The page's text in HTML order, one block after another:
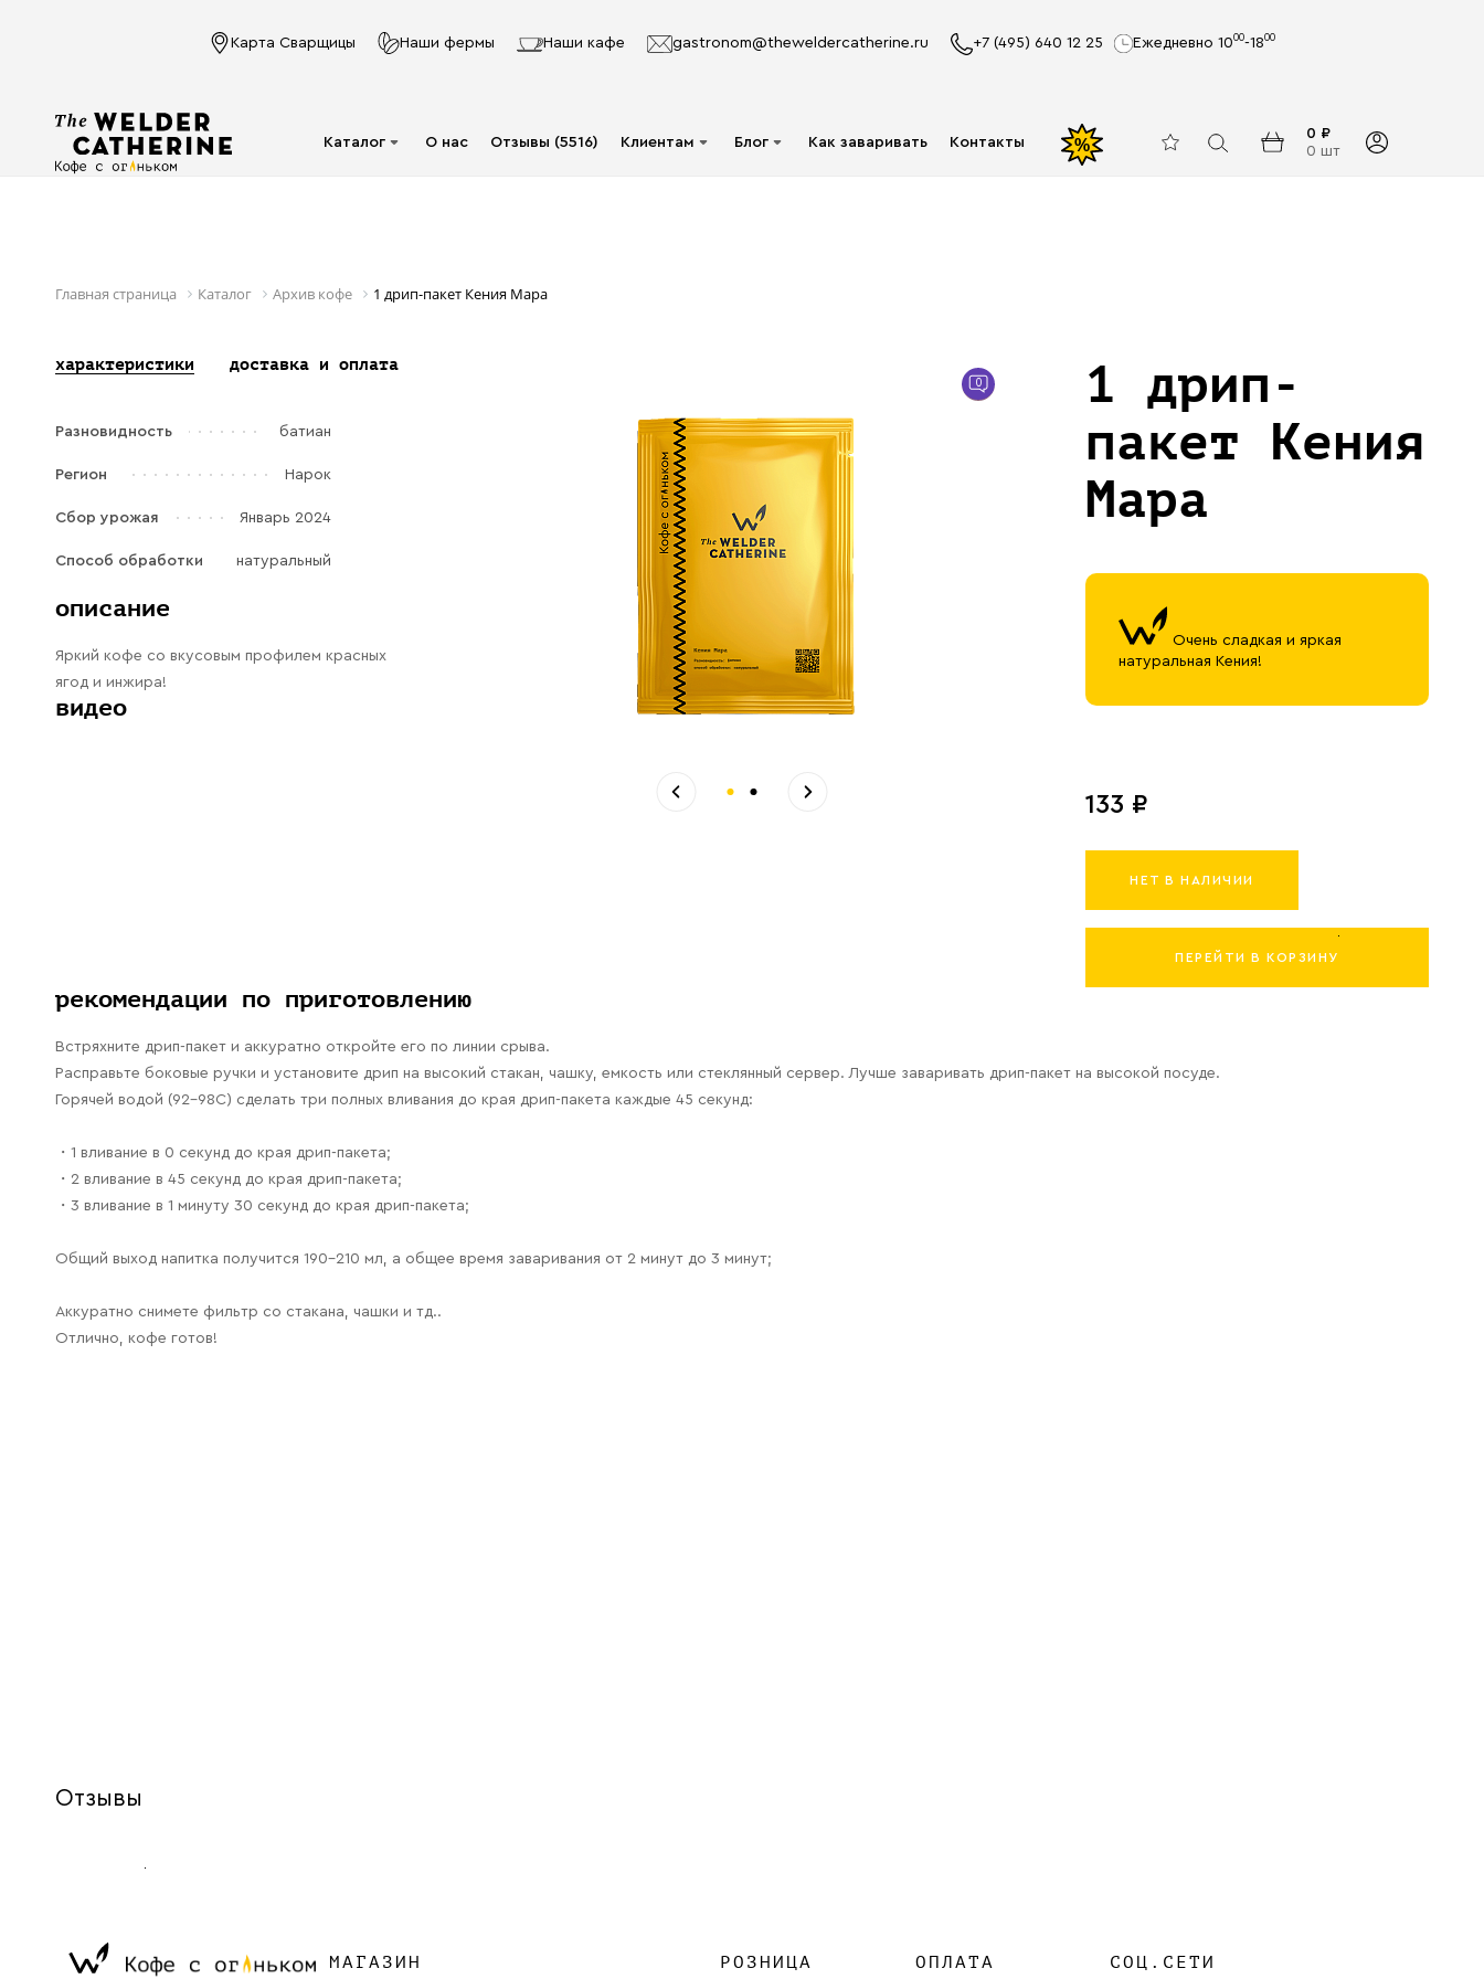
Карта Сварщицы Наши фермы Наши кафе gastronom@theweldercatherine.ru +7 (495) 640 12 25 Ежедневно 1000-1800
Каталог
Для фильтра
Аксессуары
пакете
Напитки в банках
Галараствор
Шоколад
О нас Отзывы (5516) Клиентам Блог Как заваривать Контакты %
0 ₽
0 шт
Главная страница Каталог Архив кофе 1 дрип-пакет Кения Мара
характеристики доставка и оплата
Разновидность батиан
Регион Нарок
Сбор урожая Январь 2024
Способ обработки натуральный
описание
Яркий кофе со вкусовым профилем красных
ягод и инжира!
видео
0
1 дрип-
пакет Кения
Мара
Очень сладкая и яркая
натуральная Кения!
133 ₽
НЕТ В НАЛИЧИИ
ПЕРЕЙТИ В КОРЗИНУ
рекомендации по приготовлению
Встряхните дрип-пакет и аккуратно откройте его по линии срыва.
Расправьте боковые ручки и установите дрип на высокий стакан, чашку, емкость или стеклянный сервер. Лучше заваривать дрип-пакет на высокой посуде.
Горячей водой (92-98С) сделать три полных вливания до края дрип-пакета каждые 45 секунд:
・1 вливание в 0 секунд до края дрип-пакета;
・2 вливание в 45 секунд до края дрип-пакета;
・3 вливание в 1 минуту 30 секунд до края дрип-пакета;
Общий выход напитка получится 190-210 мл, а общее время заваривания от 2 минут до 3 минут;
Аккуратно снимете фильтр со стакана, чашки и тд..
Отлично, кофе готов!
Отзывы
МАГАЗИН РОЗНИЦА ОПЛАТА СОЦ.СЕТИ